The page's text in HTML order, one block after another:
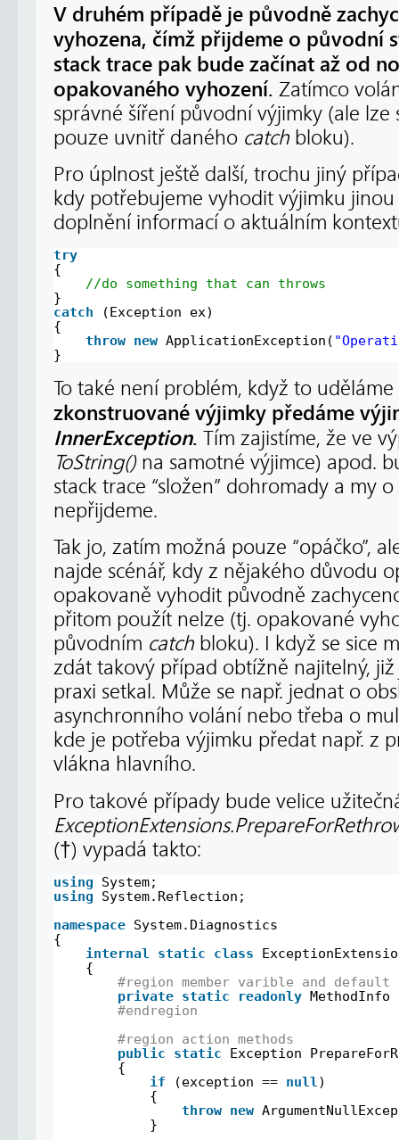
V druhém případě je původně
vyhozena, čímž přijdeme o původní
stack trace pak bude začínat až od
opakovaného vyhození. Zatímco
správné šíření původní výjimky (ale
pouze uvnitř daného catch bloku).
Pro úplnost ještě další, trochu jiný
kdy potřebujeme vyhodit výjimku
doplnění informací o aktuálním
try
{
//do something that can throws
}
catch
(Exception ex)
{
throw new ApplicationException(
}
To také není problém, když to
zkonstruované výjimky předáme
InnerException. Tím zajistíme, že ve
ToString()na samotné výjimce) apod.
stack trace “složen” dohromady a my
nepřijdeme.
Tak jo, zatím možná pouze “opáčko”,
najde scénář, kdy z nějakého důvodu
opakovaně vyhodit původně
přitom použít nelze (tj. opakované
původním catch bloku). I když se sice
zdát takový případ obtížně najitelný, již
praxi setkal. Může se např. jednat o
asynchronního volání nebo třeba o
kde je potřeba výjimku předat např. z
vlákna hlavního.
Pro takové případy bude velice
(†) vypadá takto:
using
System;
using
System.Reflection;
namespace System.Diagnostics
{
internal
static class
{
#region member varible and
private static readonly MethodInfo
#endregion
#region action methods
public
static
Exception
{
if
(exception == null )
{
throw new
}